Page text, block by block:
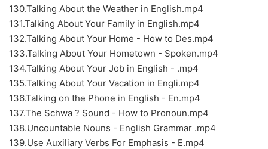
130.Talking About the Weather in English.mp4
131.Talking About Your Family in English.mp4
132.Talking About Your Home - How to Des.mp4
133.Talking About Your Hometown - Spoken.mp4
134.Talking About Your Job in English - .mp4
135.Talking About Your Vacation in Engli.mp4
136.Talking on the Phone in English - En.mp4
137.The Schwa ? Sound - How to Pronoun.mp4
138.Uncountable Nouns - English Grammar .mp4
139.Use Auxiliary Verbs For Emphasis - E.mp4